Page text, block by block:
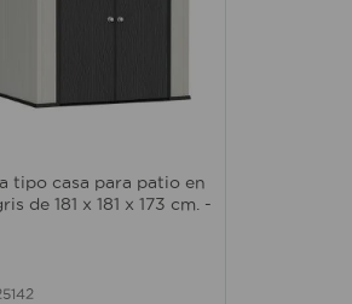
tipo casa para patio en
de 181 x 181 x 173 cm. -